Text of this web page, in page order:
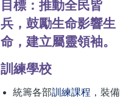
目標：推動全民皆
兵，鼓勵生命影響生
命，建立屬靈領袖。
訓練學校
統籌各部訓練課程 ，裝備